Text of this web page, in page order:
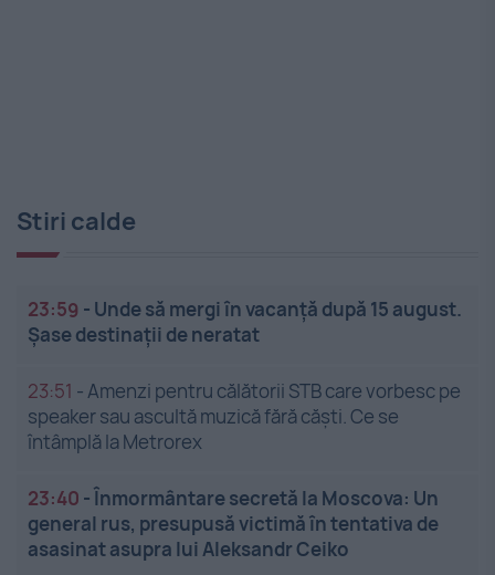
Stiri calde
23:59 - Unde să mergi în vacanță după 15 august.
Șase destinații de neratat
23:51 - Amenzi pentru călătorii STB care vorbesc pe
speaker sau ascultă muzică fără căști. Ce se
întâmplă la Metrorex
23:40 -Înmormântare secretă la Moscova: Un
general rus, presupusă victimă în tentativa de
asasinat asupra lui Aleksandr Ceiko